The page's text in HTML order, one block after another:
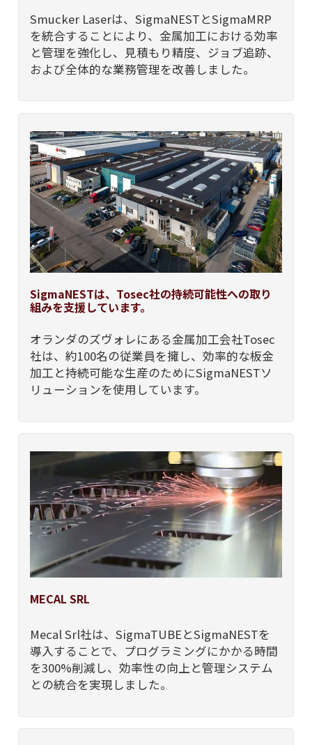
Smucker Laserは、SigmaNESTとSigmaMRP
を統合することにより、金属加工における効率
と管理を強化し、見積もり精度、ジョブ追跡、
および全体的な業務管理を改善しました。
SigmaNESTは、Tosec社の持続可能性への取り
組みを支援しています。
オランダのズヴォレにある金属加工会社Tosec
社は、約100名の従業員を擁し、効率的な板金
加工と持続可能な生産のためにSigmaNESTソ
リューションを使用しています。
MECAL SRL
Mecal Srl社は、SigmaTUBEとSigmaNESTを
導入することで、プログラミングにかかる時間
を300%削減し、効率性の向上と管理システム
との統合を実現しました。